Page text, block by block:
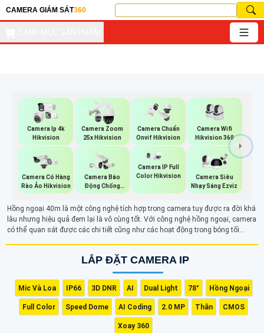
CAMERA GIÁM SÁT360
Camera Ip 4k
Hikvision
Camera Zoom
25x Hikvision
Camera Chuẩn
Onvif Hikvision
Camera Wifi
Hikvision 360
Camera Có Hàng
Rào Ảo Hikvision
Camera Báo
Động Chống
Trộm Hikvision
Camera IP Full
Color Hikvision
Camera Siêu
Nhạy Sáng Ezviz
Hồng ngoại 40m là một công nghệ tích hợp trong camera tuy được ra đời khá
lâu nhưng hiệu quả đem lại là vô cùng tốt. Với công nghệ hồng ngoại, camera
có thể quan sát được các chi tiết cũng như các hoạt động trong bóng tối
LẮP ĐẶT CAMERA IP
Mic Và Loa IP66 3D DNR AI Dual Light 78° Hồng Ngoại
Full Color Speed Dome AI Coding 2.0 MP Thân CMOS
Xoay 360